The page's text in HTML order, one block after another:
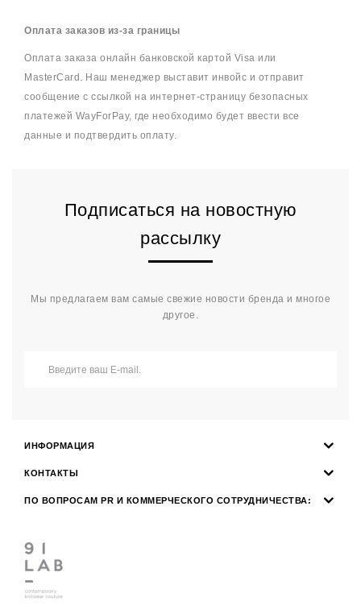
Оплата заказов из-за границы
Оплата заказа онлайн банковской картой Visa или
MasterCard. Наш менеджер выставит инвойс и отправит
сообщение с ссылкой на интернет-страницу безопасных
платежей WayForPay, где необходимо будет ввести все
данные и подтвердить оплату.
Подписаться на новостную
рассылку
Мы предлагаем вам самые свежие новости бренда и многое
другое.
ИНФОРМАЦИЯ
КОНТАКТЫ
ПО ВОПРОСАМ PR И КОММЕРЧЕСКОГО СОТРУДНИЧЕСТВА: